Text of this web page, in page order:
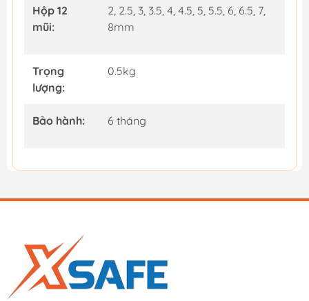
Hộp 12
mũi:
2, 2.5, 3, 3.5, 4, 4.5, 5, 5.5, 6, 6.5, 7,
8mm
Trọng
lượng:
0.5kg
Bảo hành: 6 tháng